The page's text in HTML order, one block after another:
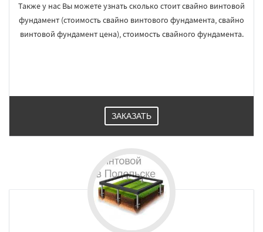
Также у нас Вы можете узнать сколько стоит свайно винтовой
фундамент (стоимость свайно винтового фундамента, свайно
винтовой фундамент цена), стоимость свайного фундамента.
ЗАКАЗАТЬ